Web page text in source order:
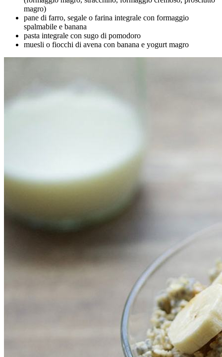
magro)
pane di farro, segale o farina integrale con formaggio
spalmabile e banana
pasta integrale con sugo di pomodoro
muesli o fiocchi di avena con banana e yogurt magro